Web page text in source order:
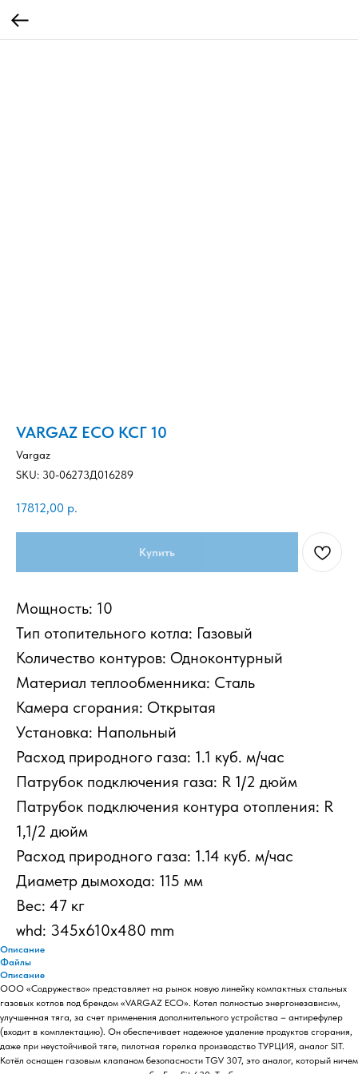
VARGAZ ECO КСГ 10
Vargaz
SKU: 30-06273Д016289
17812,00 р.
Купить
Мощность: 10
Тип отопительного котла: Газовый
Количество контуров: Одноконтурный
Материал теплообменника: Сталь
Камера сгорания: Открытая
Установка: Напольный
Расход природного газа: 1.1 куб. м/час
Патрубок подключения газа: R 1/2 дюйм
Патрубок подключения контура отопления: R
1,1/2 дюйм
Расход природного газа: 1.14 куб. м/час
Диаметр дымохода: 115 мм
Вес: 47 кг
whd: 345x610x480 mm
Описание
Файлы
Описание
ООО «Содружество» представляет на рынок новую линейку компактных стальных
газовых котлов под брендом «VARGAZ ECO». Котел полностью энергонезависим,
улучшенная тяга, за счет применения дополнительного устройства – антирефулер
(входит в комплектацию). Он обеспечивает надежное удаление продуктов сгорания,
даже при неустойчивой тяге, пилотная горелка производство ТУРЦИЯ, аналог SIT.
Котёл оснащен газовым клапаном безопасности TGV 307, это аналог, который ничем